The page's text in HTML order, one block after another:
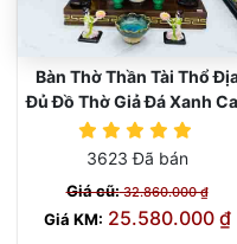
Bàn Thờ Thần Tài Thổ
Đủ Đồ Thờ Giả Đá Xanh
Cấp TT816
3623 Đã bán
Giá cũ:32.860.000 ₫
Giá KM: 25.580.000 ₫